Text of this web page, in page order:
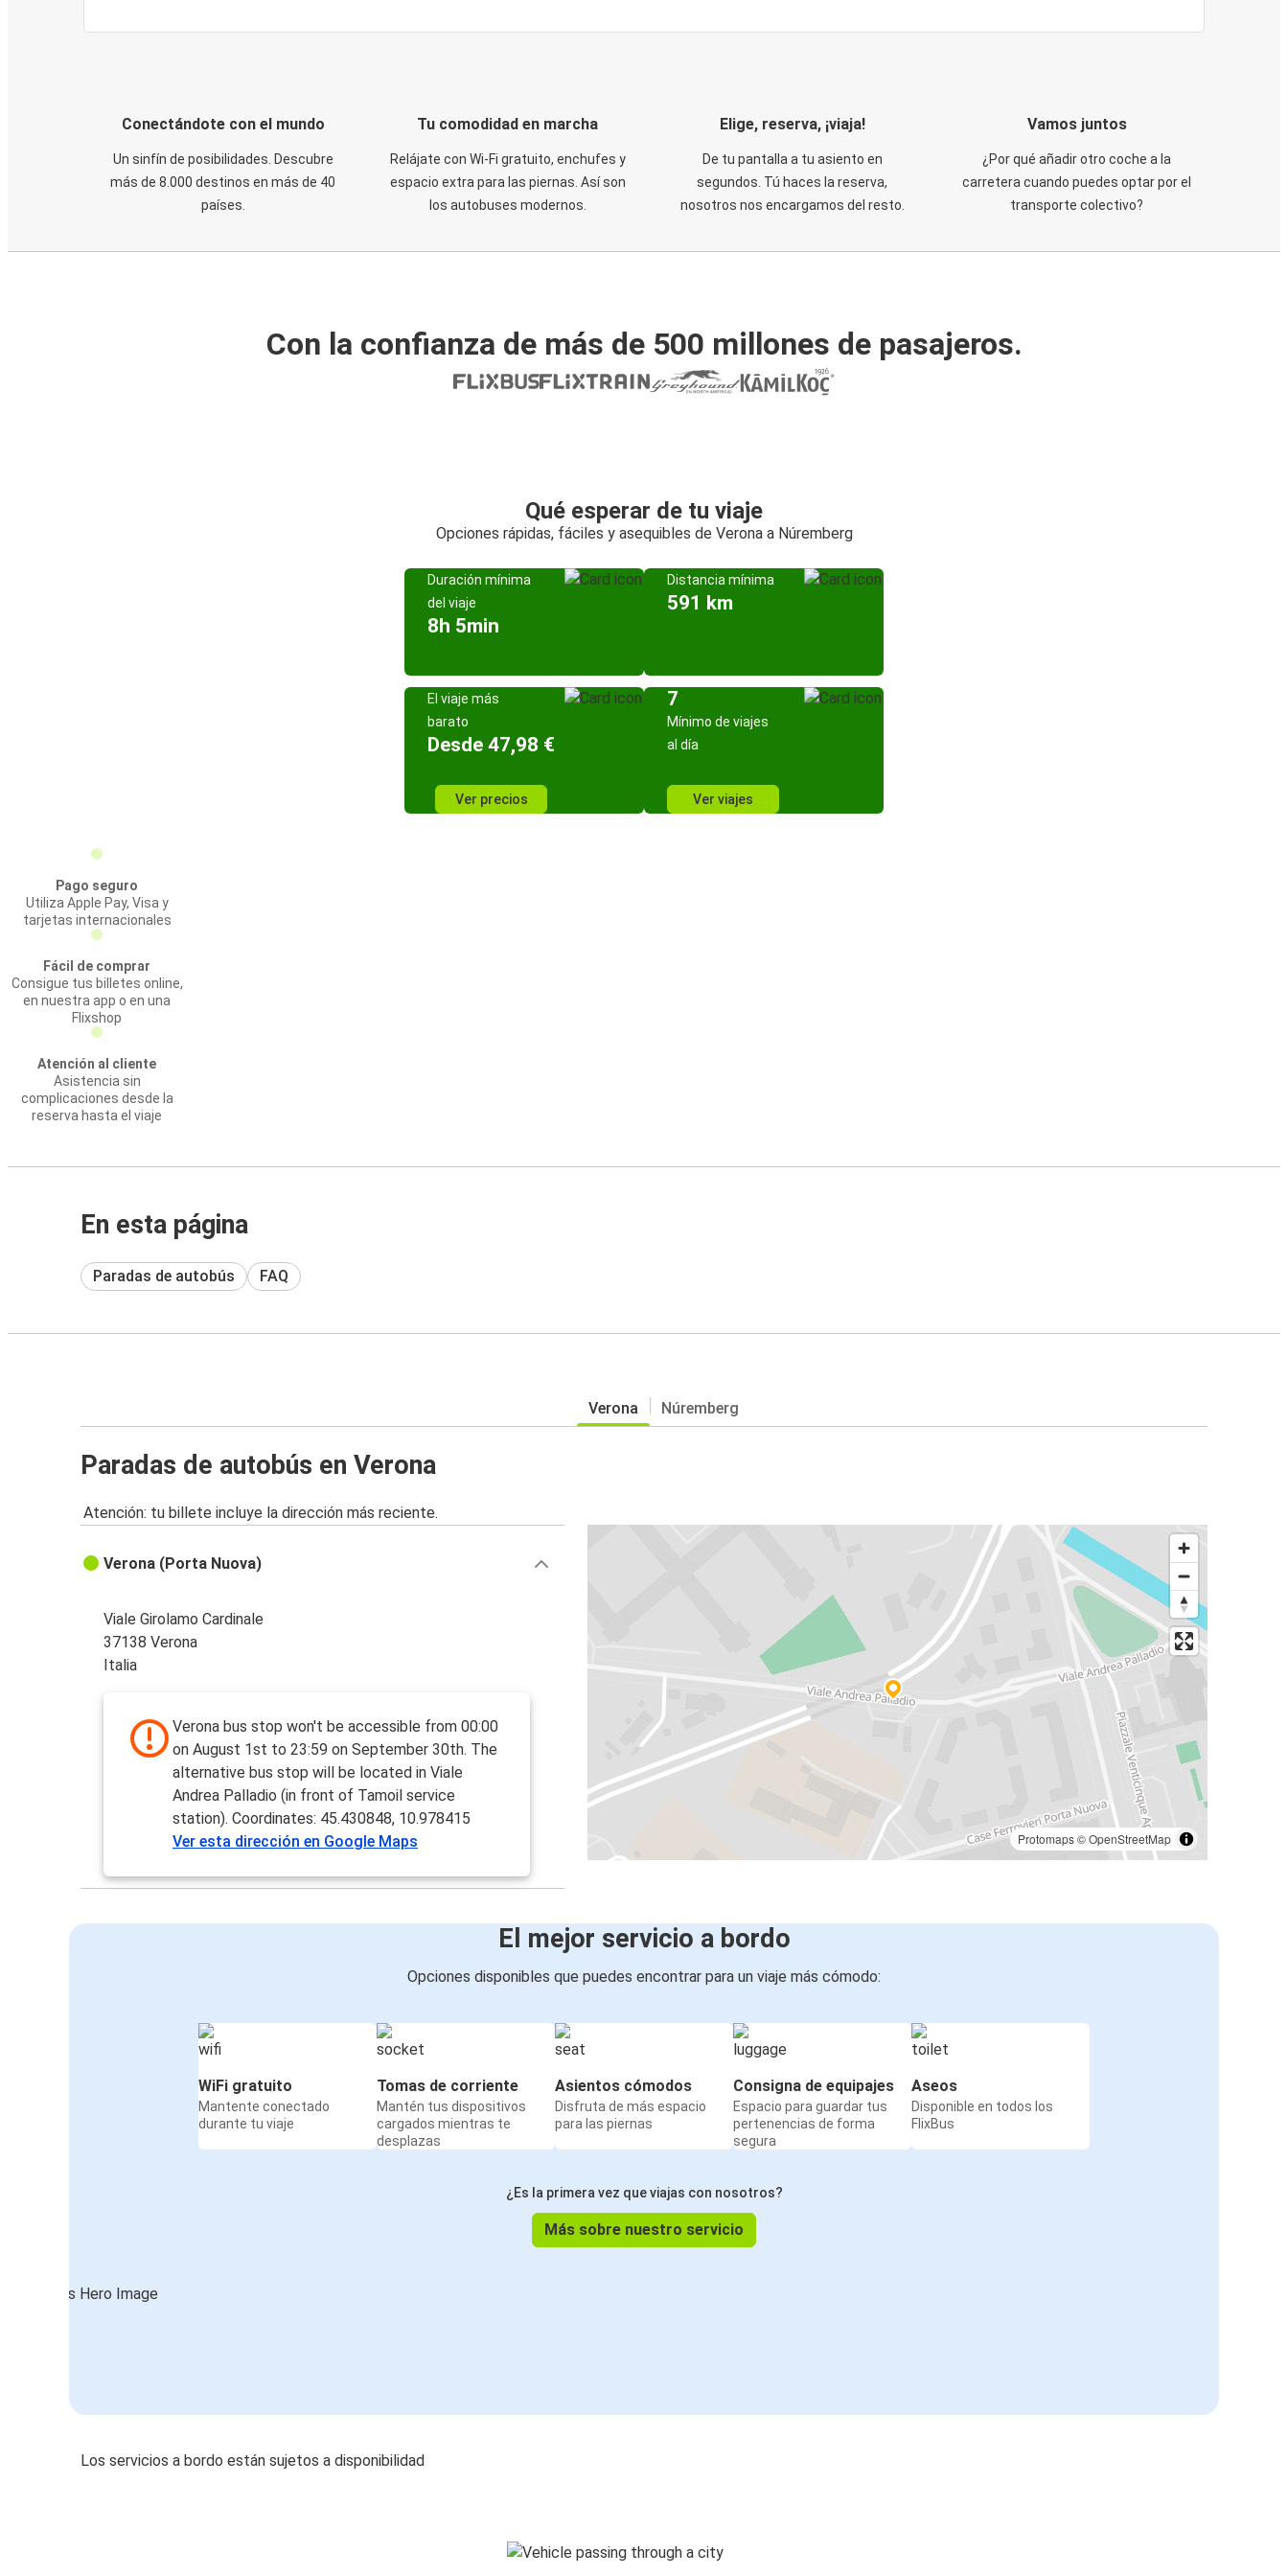
Conectándote con el mundo
Un sinfín de posibilidades. Descubre
más de 8.000 destinos en más de 40
países.
Tu comodidad en marcha
Relájate con Wi-Fi gratuito, enchufes y
espacio extra para las piernas. Así son
los autobuses modernos.
Elige, reserva, ¡viaja!
De tu pantalla a tu asiento en
segundos. Tú haces la reserva,
nosotros nos encargamos del resto.
Vamos juntos
¿Por qué añadir otro coche a la
carretera cuando puedes optar por el
transporte colectivo?
Con la confianza de más de 500 millones de pasajeros.
Qué esperar de tu viaje
Opciones rápidas, fáciles y asequibles de Verona a Núremberg
Duración mínima
del viaje
8h 5min
Distancia mínima
591 km
El viaje más
barato
Desde 47,98 €
Ver precios
7
Mínimo de viajes
al día
Ver viajes
Pago seguro
Utiliza Apple Pay, Visa y
tarjetas internacionales
Fácil de comprar
Consigue tus billetes online,
en nuestra app o en una
Flixshop
Atención al cliente
Asistencia sin
complicaciones desde la
reserva hasta el viaje
En esta página
Paradas de autobús FAQ
Verona Núremberg
Paradas de autobús en Verona
Atención: tu billete incluye la dirección más reciente.
Protomaps©OpenStreetMap
Verona (Porta Nuova)
Viale Girolamo Cardinale
37138 Verona
Italia
Verona bus stop won't be accessible from 00:00
on August 1st to 23:59 on September 30th. The
alternative bus stop will be located in Viale
Andrea Palladio (in front of Tamoil service
station). Coordinates: 45.430848, 10.978415
Ver esta dirección en Google Maps
El mejor servicio a bordo
Opciones disponibles que puedes encontrar para un viaje más cómodo:
WiFi gratuito
Mantente conectado
durante tu viaje
Tomas de corriente
Mantén tus dispositivos
cargados mientras te
desplazas
Asientos cómodos
Disfruta de más espacio
para las piernas
Consigna de equipajes
Espacio para guardar tus
pertenencias de forma
segura
Aseos
Disponible en todos los
FlixBus
¿Es la primera vez que viajas con nosotros?
Más sobre nuestro servicio
Los servicios a bordo están sujetos a disponibilidad